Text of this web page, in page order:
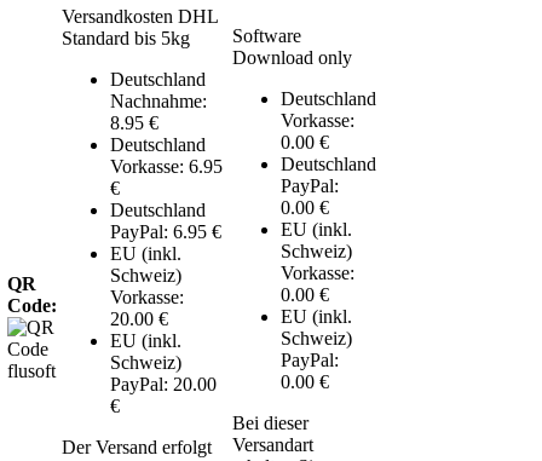
QR
Code:
Versandkosten DHL
Standard bis 5kg
Deutschland
Nachnahme:
8.95 €
Deutschland
Vorkasse: 6.95
€
Deutschland
PayPal: 6.95 €
EU (inkl.
Schweiz)
Vorkasse:
20.00 €
EU (inkl.
Schweiz)
PayPal: 20.00
€
Der Versand erfolgt
Software
Download only
Deutschland
Vorkasse:
0.00 €
Deutschland
PayPal:
0.00 €
EU (inkl.
Schweiz)
Vorkasse:
0.00 €
EU (inkl.
Schweiz)
PayPal:
0.00 €
Bei dieser
Versandart